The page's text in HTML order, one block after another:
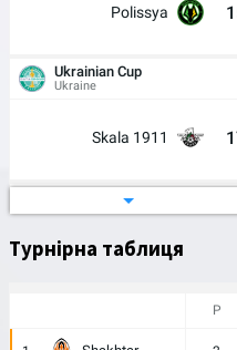
Polissya
Ukrainian Cup
Ukraine
Skala 1911
Premier League
Ukraine
Ukraine
Турнірна таблиця
P